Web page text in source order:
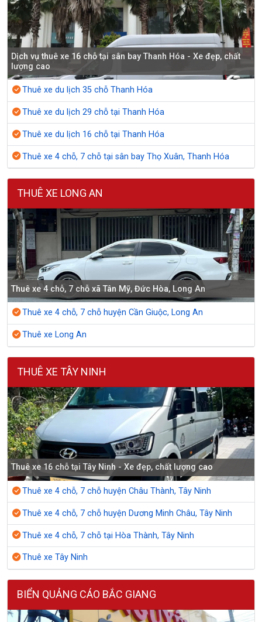
Dịch vụ thuê xe 16 chỗ tại sân bay Thanh Hóa - Xe đẹp, chất
lượng cao
Thuê xe du lịch 35 chỗ Thanh Hóa
Thuê xe du lịch 29 chỗ tại Thanh Hóa
Thuê xe du lịch 16 chỗ tại Thanh Hóa
Thuê xe 4 chỗ, 7 chỗ tại sân bay Thọ Xuân, Thanh Hóa
THUÊ XE LONG AN
Thuê xe 4 chỗ, 7 chỗ xã Tân Mỹ, Đức Hòa, Long An
Thuê xe 4 chỗ, 7 chỗ huyện Cần Giuộc, Long An
Thuê xe Long An
THUÊ XE TÂY NINH
Thuê xe 16 chỗ tại Tây Ninh - Xe đẹp, chất lượng cao
Thuê xe 4 chỗ, 7 chỗ huyện Châu Thành, Tây Ninh
Thuê xe 4 chỗ, 7 chỗ huyện Dương Minh Châu, Tây Ninh
Thuê xe 4 chỗ, 7 chỗ tại Hòa Thành, Tây Ninh
Thuê xe Tây Ninh
BIỂN QUẢNG CÁO BẮC GIANG